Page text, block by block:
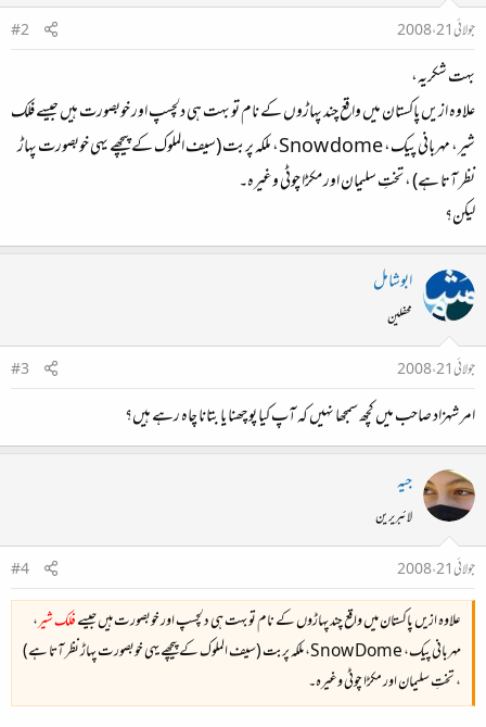
جولائی 21، 2008
#2
بہت شکریہ،
علاوہ ازیں پاکستان میں واقع چند پہاڑوں کے نامتو بہت ہی دلچسپ اور خوبصورت ہیںجیسے فلک
شیر، مہربانی پیک، Snow dome، ملکہ پربت (سیف الملوک کے پیچھے یہی خوبصورت پہاڑ
نظر آتا ہے) ، تختِ سلیمان اور مکڑا چوٹی وغیرہ۔
لیکن؟
ابوشامل
محفلین
جولائی 21، 2008
#3
امر شہزاد صاحب میں کچھ سمجھا نہیں کہ آپ کیا پوچھنا یا بتانا چاہ رہے ہیں؟
جیہ
لائبریرین
جولائی 21، 2008
#4
علاوہ ازیں پاکستان میں واقع چند پہاڑوں کے نام تو بہت ہی دلچسپ اور خوبصورت ہیں جیسےفلک شیر،
مہربانی پیک، Snow Dome، ملکہ پربت (سیف الملوک کے پیچھے یہی خوبصورت پہاڑ نظر آتا ہے)
، تختِ سلیمان اور مکڑا چوٹی وغیرہ۔